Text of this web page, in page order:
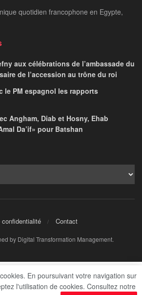
quotidien francophone en Egypte,
aux célébrations de l’ambassade du
de l’accession au trône du roi
le PM espagnol les rapports
Angham, Diab et Hosny, Ehab
Da’if» pour Batshan
Contact
by Digital Transformation Management.
En poursuivant votre navigation sur
l'utilisation de cookies. Consultez notre